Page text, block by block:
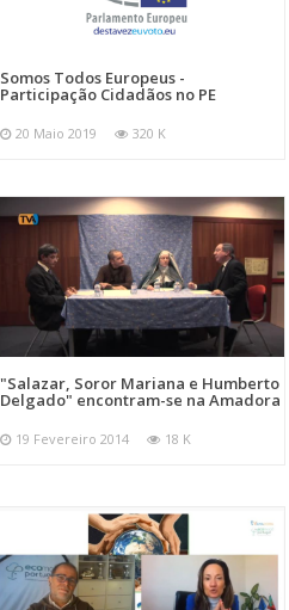
Somos Todos Europeus -
Participação Cidadãos no PE
20 Maio 2019 320 K
"Salazar, Soror Mariana e Humberto
Delgado" encontram-se na Amadora
19 Fevereiro 2014 18 K